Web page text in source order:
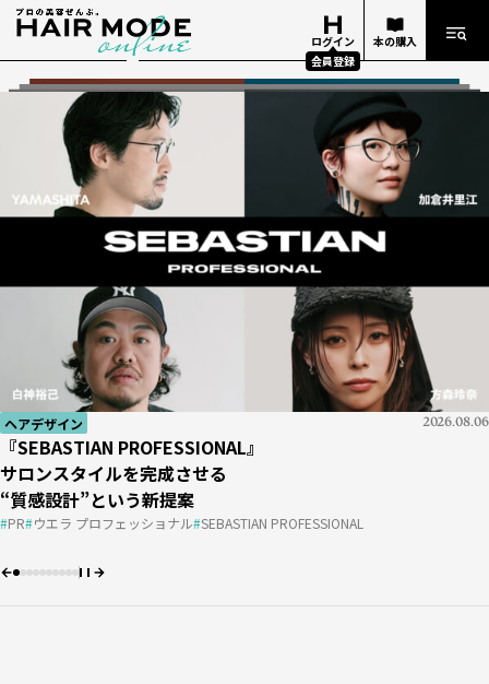
ログイン
会員登録
本の購入
経営 2026.06.18
お金勘定の基礎 #01
「どんぶり勘定」とはどんな勘定？
費用 売上
ヘアデザイン 2026.08.06
『SEBASTIAN PROFESSIONAL』
サロンスタイルを完成させる
“質感設計”という新提案
PR ウエラ プロフェッショナル SEBASTIAN PROFESSIONAL
イベント
『アリミノ ウルトラシナジー 2026』開催決定！
ULTRA SYNERGY アリミノ
知識 2026.07.29
『Number76』がマレーシアにアカデミーを設立
世界で活躍したいヘアデザイナーを育成
マレーシア アカデミー
美容業界 2026.07.27
【新サイトオープン】
美容師レビューが集まる「HAIRGORA」がオープン！
プロダクト選びをワンストップで
ヘアゴラ レビュー 商材情報
知識 2026.07.17
ケミカル知識がもたらす
サロンの発展｜apish編
パーマ アカデミー apish
知識 2026.07.13
『週刊ヘアキャンプ』ダイジェスト
「Oops」で応える薄毛の不安
お客さまの“言えない悩み”にどう向き合う？ ＃01
PR oops AGA HAIRCAMP
技術 2026.07.14
『10分カット』
ビハインド・ザ・ストーリー #02
DECOさん［DECO］
動画 re-quest/QJ 10分カット DECO
イベント 2026.07.05
ビューティーワールドジャパン 東京 2026
BWJ 展示会
ヘアデザイナー 2026.06.25
美容学校生の憧れ！
THE NEXT ICONS
#01｜小西恭平
経営 2026.06.18
お金勘定の基礎 #01
「どんぶり勘定」とはどんな勘定？
費用 売上
ヘアデザイン 2026.08.06
『SEBASTIAN PROFESSIONAL』
サロンスタイルを完成させる
“質感設計”という新提案
PR ウエラ プロフェッショナル SEBASTIAN PROFESSIONAL